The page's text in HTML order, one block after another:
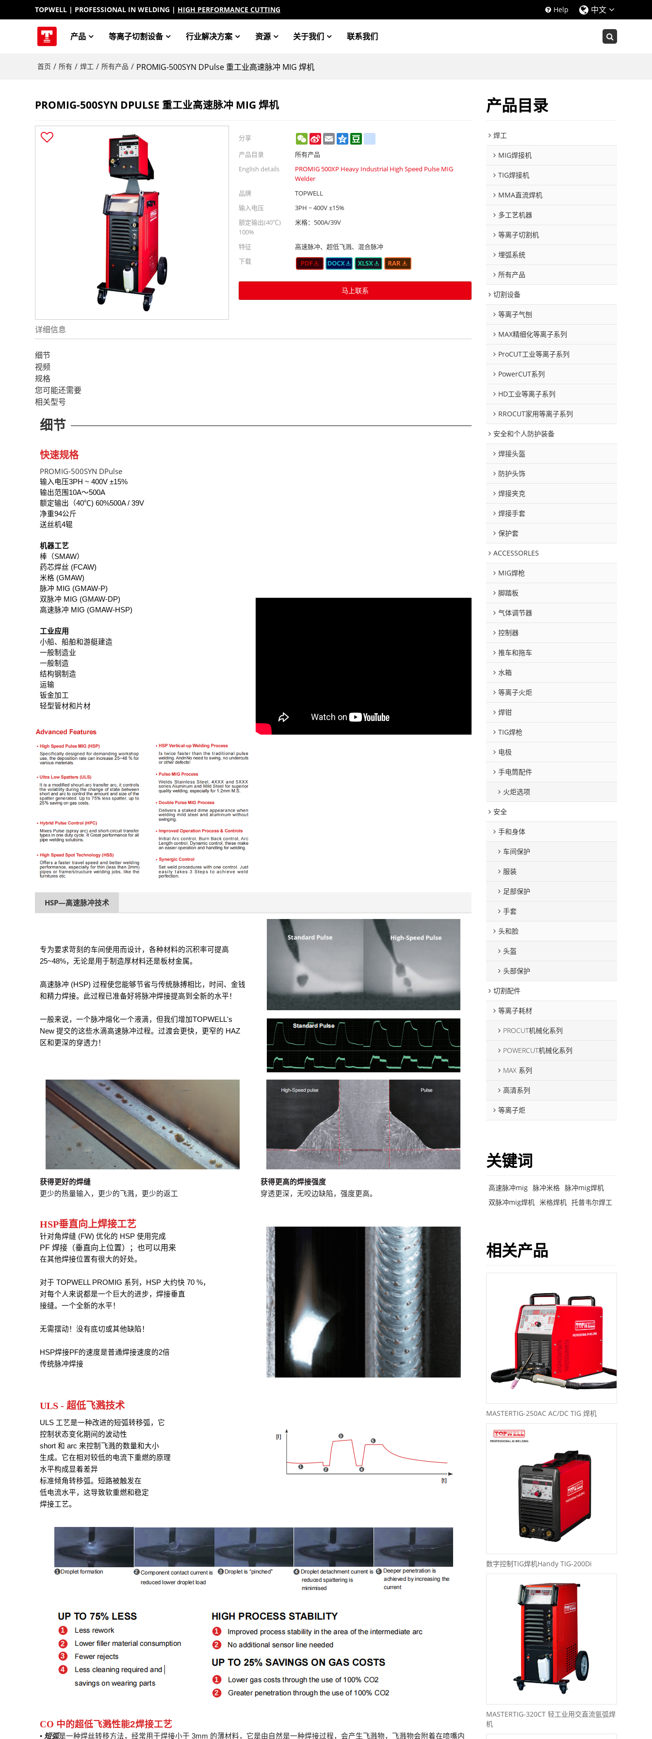
TOPWELL | PROFESSIONAL IN WELDING | HIGH PERFORMANCE CUTTING Help 中文
产品 等离子切割设备 行业解决方案 资源 关于我们 联系我们
首页 / 所有 / 焊工 / 所有产品 / PROMIG-500SYN DPulse 重工业高速脉冲 MIG 焊机
PROMIG-500SYN DPULSE 重工业高速脉冲 MIG 焊机
分享 WeChat
Sina
Weibo
Email Qzone
产品目录
所有产品
English details
PROMIG 500XP Heavy Industrial High Speed Pulse MIG
Welder
品牌
TOPWELL
输入电压
3PH ~ 400V ±15%
额定输出(40℃)
100%
米格：500A/39V
特征
高速脉冲、超低飞溅、混合脉冲
下载
马上联系
详细信息
细节
视频
规格
您可能还需要
相关型号
细节
快速规格
PROMIG-500SYN DPulse
输入电压3PH ~ 400V ±15%
输出范围10A～500A
额定输出（40℃) 60%500A / 39V
净重94公斤
送丝机4辊
机器工艺
棒（SMAW）
药芯焊丝 (FCAW)
米格 (GMAW)
脉冲 MIG (GMAW-P)
双脉冲 MIG (GMAW-DP)
高速脉冲 MIG (GMAW-HSP)
工业应用
小船、船舶和游艇建造
一般制造业
一般制造
结构钢制造
运输
钣金加工
轻型管材和片材
HSP—高速脉冲技术
专为要求苛刻的车间使用而设计， 各种材料的沉积率可提高
25~48%， 无论是用于制造厚材料还是板材金属。
高速脉冲 (HSP) 过程使您能够节省与传统脉搏相比，时间、金钱
和精力焊接。此过程已准备好将脉冲焊接提高到 全新的水平！
一般来说，一个脉冲熔化一个液滴，但我们增加TOPWELL's
New 提交的这些水滴高速脉冲过程。过渡会更快，
更窄的 HAZ
区和更深的穿透力！
获得更好的焊缝
更少的热量输入，更少的飞溅，更少的返工
获得更高的焊接强度
穿透更深，无咬边缺陷，强度更高。
HSP垂直向上焊接工艺
针对角焊缝 (FW) 优化的 HSP 使用完成
PF 焊接（垂直向上位置）；也可以用来
在其他焊接位置有很大的好处。
对于 TOPWELL PROMIG 系列，HSP 大约快 70 %，
对每个人来说都是一个巨大的进步，焊接垂直
接缝。一个全新的水平！
无需摆动！没有底切或其他缺陷！
HSP焊接PF的速度是普通焊接速度的2倍
传统脉冲焊接
ULS - 超低飞溅技术
ULS 工艺是一种改进的短弧转移弧，它
控制状态变化期间的波动性
short 和 arc 来控制飞溅的数量和大小
生成。它在相对较低的电流下重燃的原理
水平构成显着差异
标准倾角转移弧。短路被触发在
低电流水平，这导致软重燃和稳定
焊接工艺。
CO 中的超低飞溅性能2焊接工艺
• 短弧是一种焊丝转移方法，经常用于焊接小于 3mm 的薄材料，它是由 自然是一种焊接过程，会产生飞溅物，飞溅物会附着在喷嘴内
产品目录
焊工
MIG焊接机
TIG焊接机
MMA直流焊机
多工艺机器
等离子切割机
埋弧系统
所有产品
切割设备
等离子气刨
MAX精细化等离子系列
ProCUT工业等离子系列
PowerCUT系列
HD工业等离子系列
RROCUT家用等离子系列
安全和个人防护装备
焊接头盔
防护头饰
焊接夹克
焊接手套
保护套
ACCESSORLES
MIG焊枪
脚踏板
气体调节器
控制器
推车和拖车
水箱
等离子火炬
焊钳
TIG焊枪
电极
手电筒配件
火炬选项
安全
手和身体
车间保护
服装
足部保护
手套
头和脸
头盔
头部保护
切割配件
等离子耗材
PROCUT机械化系列
POWERCUT机械化系列
MAX 系列
高清系列
等离子炬
关键词
高速脉冲mig 脉冲米格 脉冲mig焊机
双脉冲mig焊机 米格焊机 托普韦尔焊工
相关产品
MASTERTIG-250AC AC/DC TIG 焊机
数字控制TIG焊机Handy TIG-200Di
MASTERTIG-320CT 轻工业用交直流氩弧焊
机